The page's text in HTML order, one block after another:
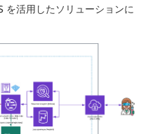
を活用したソリューションに